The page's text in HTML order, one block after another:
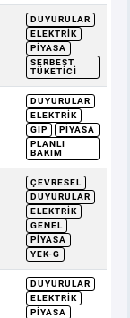
DUYURULAR
ELEKTRIK
PIYASA
SERBEST
TÜKETICI
DUYURULAR
ELEKTRIK
GİP
PIYASA
PLANLI
BAKIM
ÇEVRESEL
DUYURULAR
ELEKTRIK
GENEL
PIYASA
YEK-G
DUYURULAR
ELEKTRIK
PIYASA